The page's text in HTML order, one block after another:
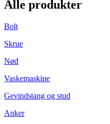
Alle produkter
Bolt
Skrue
Nød
Vaskemaskine
Gevindstang og stud
Anker